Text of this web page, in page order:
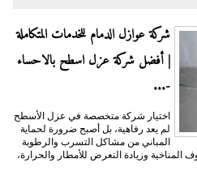
شركة عوازل الدمام للخدمات المتكاملة
| أفضل شركة عزل اسطح بالاحساء
-...
اختيار شركة متخصصة في عزل الأسطح
لم يعد رفاهية، بل أصبح ضرورة لحماية
المباني من مشاكل التسرب والرطوبة
المناخية وزيادة التعرض للأمطار والحرارة،